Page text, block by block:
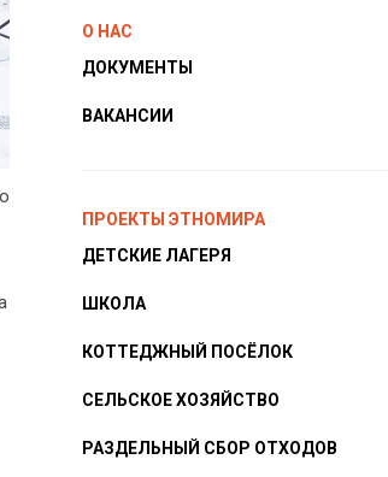
О НАС
ДОКУМЕНТЫ
ВАКАНСИИ
ПРОЕКТЫ ЭТНОМИРА
ДЕТСКИЕ ЛАГЕРЯ
ШКОЛА
КОТТЕДЖНЫЙ ПОСЁЛОК
СЕЛЬСКОЕ ХОЗЯЙСТВО
РАЗДЕЛЬНЫЙ СБОР ОТХОДОВ